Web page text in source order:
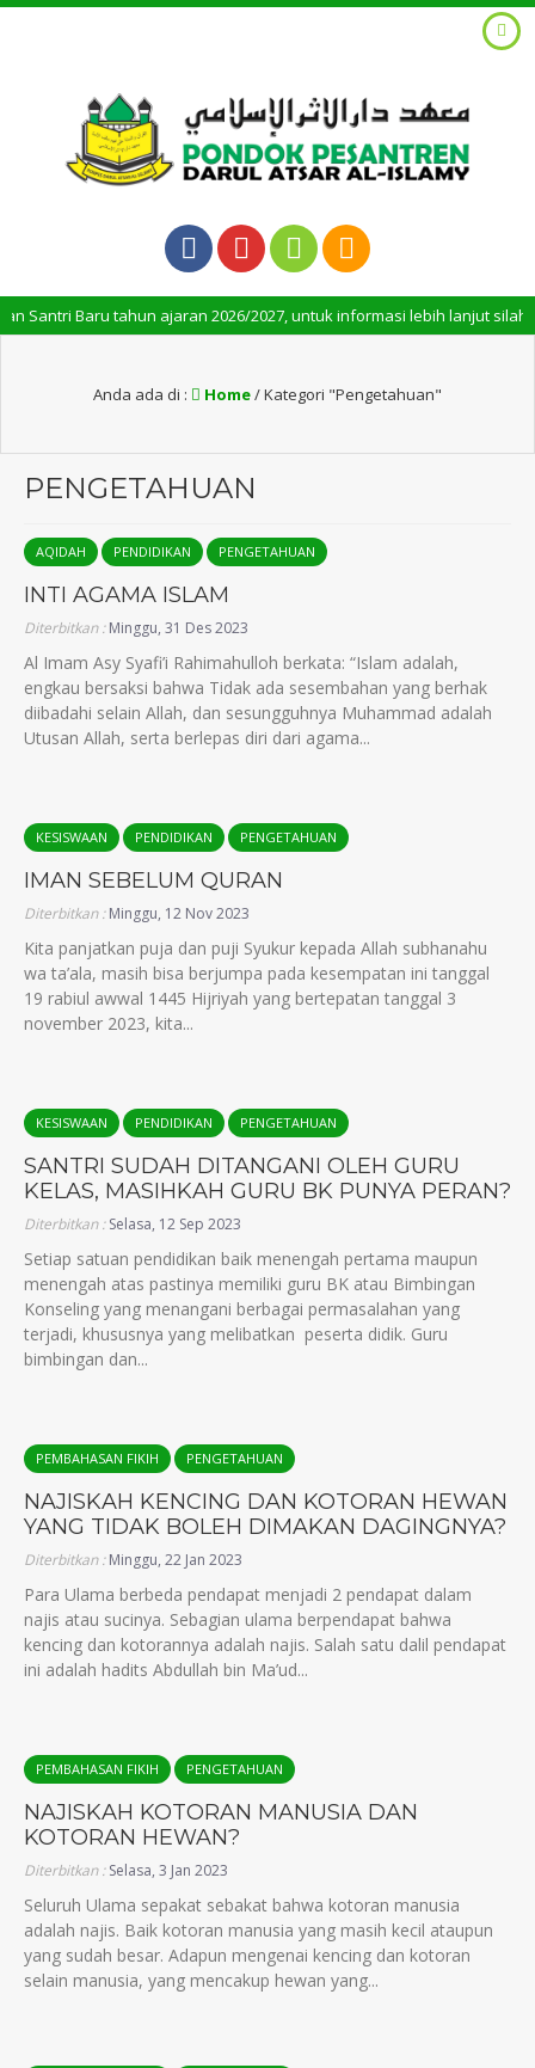
Baru tahun ajaran 2026/2027, untuk informasi lebih lanjut silahkan
Anda ada di : Home/Kategori "Pengetahuan"
PENGETAHUAN
AQIDAH PENDIDIKAN PENGETAHUAN
INTI AGAMA ISLAM
Diterbitkan :Minggu, 31 Des 2023
Al Imam Asy Syafi’i Rahimahulloh berkata: “Islam adalah,
engkau bersaksi bahwa Tidak ada sesembahan yang berhak
diibadahi selain Allah, dan sesungguhnya Muhammad adalah
Utusan Allah, serta berlepas diri dari agama...
KESISWAAN PENDIDIKAN PENGETAHUAN
IMAN SEBELUM QURAN
Diterbitkan :Minggu, 12 Nov 2023
Kita panjatkan puja dan puji Syukur kepada Allah subhanahu
wa ta’ala, masih bisa berjumpa pada kesempatan ini tanggal
19 rabiul awwal 1445 Hijriyah yang bertepatan tanggal 3
november 2023, kita...
KESISWAAN PENDIDIKAN PENGETAHUAN
SANTRI SUDAH DITANGANI OLEH GURU
KELAS, MASIHKAH GURU BK PUNYA PERAN?
Diterbitkan :Selasa, 12 Sep 2023
Setiap satuan pendidikan baik menengah pertama maupun
menengah atas pastinya memiliki guru BK atau Bimbingan
Konseling yang menangani berbagai permasalahan yang
terjadi, khususnya yang melibatkan peserta didik. Guru
bimbingan dan...
PEMBAHASAN FIKIH PENGETAHUAN
NAJISKAH KENCING DAN KOTORAN HEWAN
YANG TIDAK BOLEH DIMAKAN DAGINGNYA?
Diterbitkan :Minggu, 22 Jan 2023
Para Ulama berbeda pendapat menjadi 2 pendapat dalam
najis atau sucinya. Sebagian ulama berpendapat bahwa
kencing dan kotorannya adalah najis. Salah satu dalil pendapat
ini adalah hadits Abdullah bin Ma’ud...
PEMBAHASAN FIKIH PENGETAHUAN
NAJISKAH KOTORAN MANUSIA DAN
KOTORAN HEWAN?
Diterbitkan :Selasa, 3 Jan 2023
Seluruh Ulama sepakat sebakat bahwa kotoran manusia
adalah najis. Baik kotoran manusia yang masih kecil ataupun
yang sudah besar. Adapun mengenai kencing dan kotoran
selain manusia, yang mencakup hewan yang...